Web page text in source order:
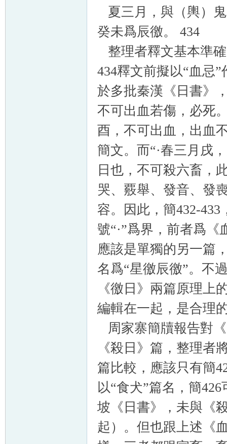
夏三月，與（輿）
癸未爲辰徼。 434
整理者釋文基本準
434釋文前擬以“血忌
於多批秦漢《日書》
不可出血若傷，必死
酉，不可出血，出血
簡文。而“·春三月戌
日也，不可殺六畜，
哭、覈舉、發音、發
容。因此，簡432-
號“·”爲界，前者爲
應該是單獨的另一篇
名爲“星徼辰徼”。不
《徼日》兩篇原理上
編輯在一起，是合理
周家寨簡牘報告對
《殺日》篇，整理者
篇比較，應該只有簡
以“食犬”篇名，簡
坡《日書》，未與《
起）。但也跟上述《